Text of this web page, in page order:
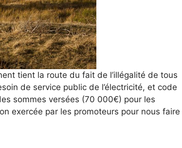
tient la route du fait de l’illégalité de tous
de service public de l’électricité, et code
sommes versées (70 000€) pour les
exercée par les promoteurs pour nous faire